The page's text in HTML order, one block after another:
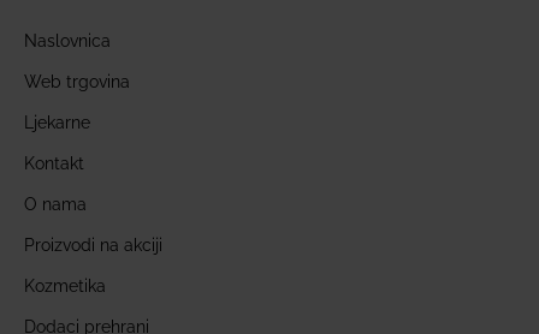
Naslovnica
Web trgovina
Ljekarne
Kontakt
O nama
Proizvodi na akciji
Kozmetika
Dodaci prehrani